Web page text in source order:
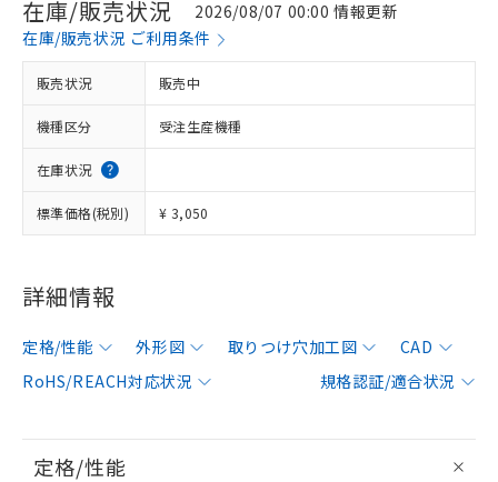
在庫/販売状況
2026/08/07 00:00 情報更新
在庫/販売状況 ご利用条件
販売状況 販売中
機種区分 受注生産機種
在庫状況
標準価格(税別) ¥ 3,050
詳細情報
定格/性能 外形図 取りつけ穴加工図
CAD
RoHS/REACH対応状況
規格認証/適合状況
定格/性能